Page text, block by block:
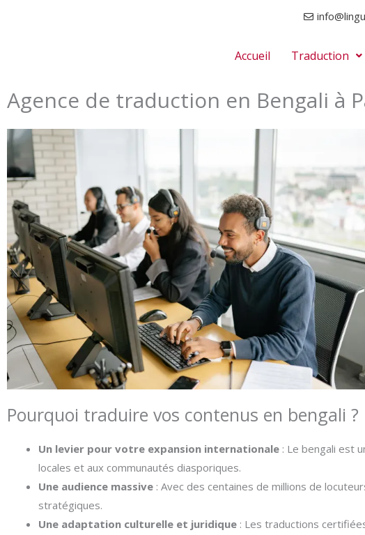
Accueil Traduction
Agence de traduction en Bengali à
Pourquoi traduire vos contenus en bengali ?
Un levier pour votre expansion internationale : Le bengali est
locales et aux communautés diasporiques.
Une audience massive : Avec des centaines de millions de
stratégiques.
Une adaptation culturelle et juridique : Les traductions